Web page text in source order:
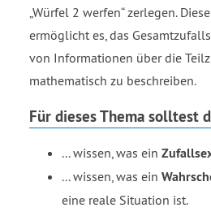
Würfel 2 werfen zerlegen.
ermöglicht es, das
von Informationen über die
mathematisch zu beschreiben.
Für dieses Thema solltest
... wissen, was ein
... wissen, was ein
eine reale Situation ist.